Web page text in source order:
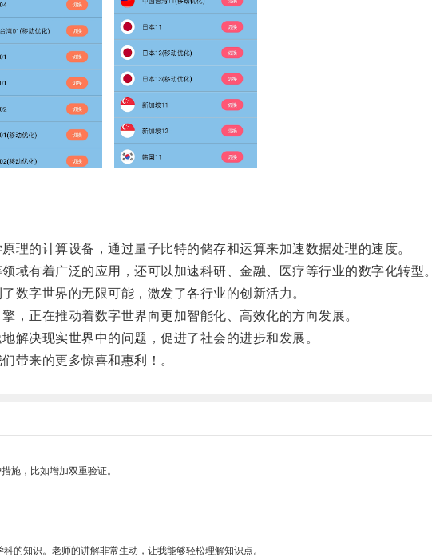
的计算设备，通过量子比特的储存和运算来加速数据处理的速度。
有着广泛的应用，还可以加速科研、金融、医疗等行业的数字化转型。
字世界的无限可能，激发了各行业的创新活力。
正在推动着数字世界向更加智能化、高效化的方向发展。
决现实世界中的问题，促进了社会的进步和发展。
来的更多惊喜和惠利！。
施，比如增加双重验证。
的知识。老师的讲解非常生动，让我能够轻松理解知识点。